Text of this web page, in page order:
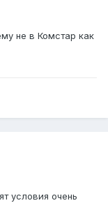
не в Комстар как
условия очень